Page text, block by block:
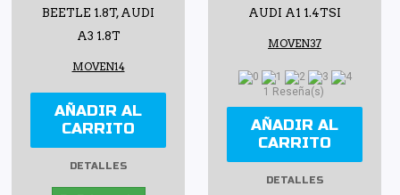
BEETLE 1.8T, AUDI
A3 1.8T
MOVEN14
AÑADIR AL
CARRITO
DETALLES
AUDI A1 1.4TSI
MOVEN37
1 Reseña(s)
AÑADIR AL
CARRITO
DETALLES